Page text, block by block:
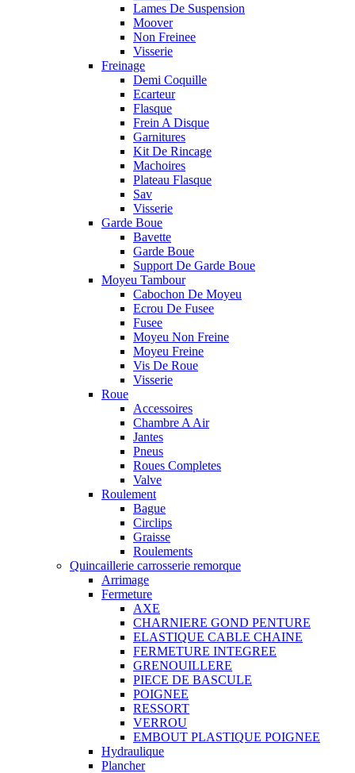
Lames De Suspension
Moover
Non Freinee
Visserie
Freinage
Demi Coquille
Ecarteur
Flasque
Frein A Disque
Garnitures
Kit De Rincage
Machoires
Plateau Flasque
Sav
Visserie
Garde Boue
Bavette
Garde Boue
Support De Garde Boue
Moyeu Tambour
Cabochon De Moyeu
Ecrou De Fusee
Fusee
Moyeu Non Freine
Moyeu Freine
Vis De Roue
Visserie
Roue
Accessoires
Chambre A Air
Jantes
Pneus
Roues Completes
Valve
Roulement
Bague
Circlips
Graisse
Roulements
Quincaillerie carrosserie remorque
Arrimage
Fermeture
AXE
CHARNIERE GOND PENTURE
ELASTIQUE CABLE CHAINE
FERMETURE INTEGREE
GRENOUILLERE
PIECE DE BASCULE
POIGNEE
RESSORT
VERROU
EMBOUT PLASTIQUE POIGNEE
Hydraulique
Plancher